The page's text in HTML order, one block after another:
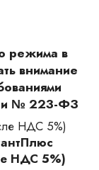
режима в
внимание
и № 223-ФЗ
НДС 5%)
НДС 5%)